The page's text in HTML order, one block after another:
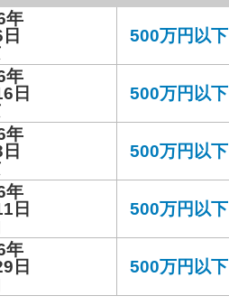
年
500万円以下
年
日
500万円以下
年
500万円以下
年
日
500万円以下
年
日
500万円以下